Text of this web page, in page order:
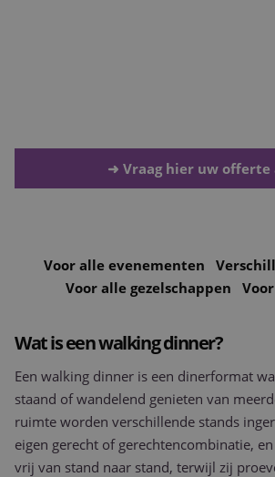
➜ Vraag hier uw offerte
Voor alle evenementen
Voor alle gezelschappen
Wat is een walking dinner?
Een walking dinner is een dinerformat
staand of wandelend genieten van
ruimte worden verschillende stands
eigen gerecht of gerechtencombinatie,
vrij van stand naar stand, terwijl zij